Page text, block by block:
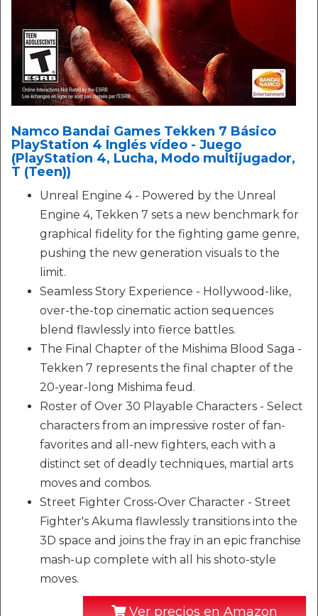
Namco Bandai Games Tekken 7 Básico
PlayStation 4 Inglés vídeo - Juego
(PlayStation 4, Lucha, Modo multijugador,
T (Teen))
Unreal Engine 4 - Powered by the Unreal
Engine 4, Tekken 7 sets a new benchmark for
graphical fidelity for the fighting game genre,
pushing the new generation visuals to the
limit.
Seamless Story Experience - Hollywood-like,
over-the-top cinematic action sequences
blend flawlessly into fierce battles.
The Final Chapter of the Mishima Blood Saga -
Tekken 7 represents the final chapter of the
20-year-long Mishima feud.
Roster of Over 30 Playable Characters - Select
characters from an impressive roster of fan-
favorites and all-new fighters, each with a
distinct set of deadly techniques, martial arts
moves and combos.
Street Fighter Cross-Over Character - Street
Fighter's Akuma flawlessly transitions into the
3D space and joins the fray in an epic franchise
mash-up complete with all his shoto-style
moves.
Ver precios en Amazon